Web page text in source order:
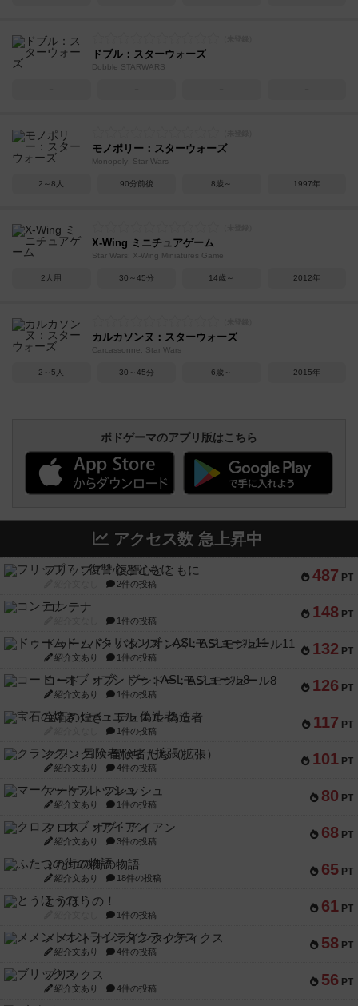
ドブル：スターウォーズ
Dobble STARWARS
－ － － －
モノポリー：スターウォーズ
Monopoly: Star Wars
2～8人 90分前後 8歳～ 1997年
X-Wing ミニチュアゲーム
Star Wars: X-Wing Miniatures Game
2人用 30～45分 14歳～ 2012年
カルカソンヌ：スターウォーズ
Carcassonne: Star Wars
2～5人 30～45分 6歳～ 2015年
ボドゲーマのアプリ版はこちら
アクセス数 急上昇中
487 PT
フリップ７：復讐心とともに
2件の投稿
148 PT
コンテナ
1件の投稿
132 PT
ドゥームド・バタリオンズ：ASLモジュール11
紹介文あり 1件の投稿
126 PT
コード・オブ・ブシドー：ASLモジュール8
紹介文あり 1件の投稿
117 PT
宝石の煌き：デュエル 偽造者
1件の投稿
101 PT
クランク! ：冒険者たち（拡張）
紹介文あり 4件の投稿
80 PT
マーケットフレッシュ
紹介文あり 1件の投稿
68 PT
クロス・オブ・アイアン
紹介文あり 3件の投稿
65 PT
ふたつの街の物語
紹介文あり 18件の投稿
61 PT
とうほうの！
1件の投稿
58 PT
メメントオンラインタクティクス
紹介文あり 4件の投稿
56 PT
ブリックス
紹介文あり 4件の投稿